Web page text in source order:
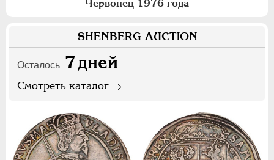
Червонец 1976 года
SHENBERG AUCTION
Осталось 7дней
Смотреть каталог